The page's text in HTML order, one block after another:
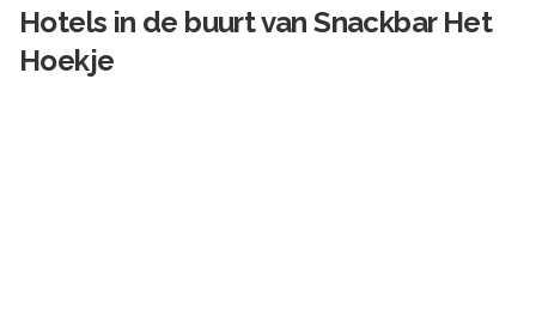
Hotels in de buurt vanSnackbar Het
Hoekje